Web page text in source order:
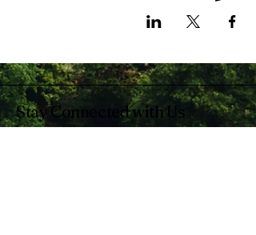
Stay Connected with Us